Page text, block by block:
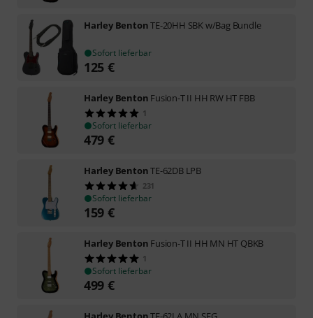
Harley BentonTE-20HH SBK w/Bag Bundle
Sofort lieferbar
125 €
Harley Benton Fusion-T II HH RW HT FBB
1
Sofort lieferbar
479 €
Harley BentonTE-62DB LPB
231
Sofort lieferbar
159 €
Harley Benton Fusion-T II HH MN HT QBKB
1
Sofort lieferbar
499 €